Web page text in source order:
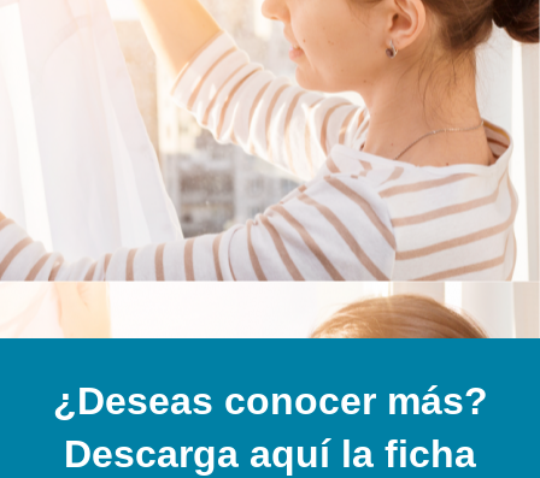
¿Deseas conocer más?
Descarga aquí la ficha